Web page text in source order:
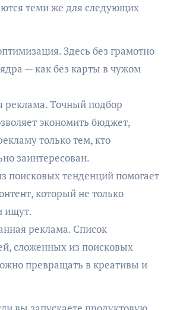
теми же для следующих
Здесь без грамотно
— как без карты в чужом
реклама. Точный подбор
экономить бюджет,
только тем, кто
заинтересован.
поисковых тенденций помогает
который не только
ищут.
реклама. Список
сложенных из поисковых
превращать в креативы и